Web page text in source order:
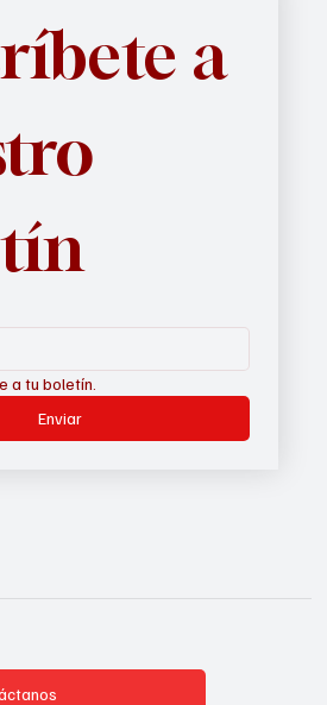
a
a tu boletín.
Enviar